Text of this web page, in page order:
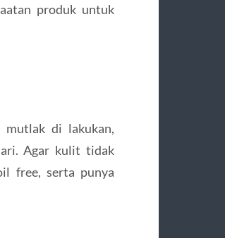
produk untuk
di lakukan,
Agar kulit tidak
free, serta punya